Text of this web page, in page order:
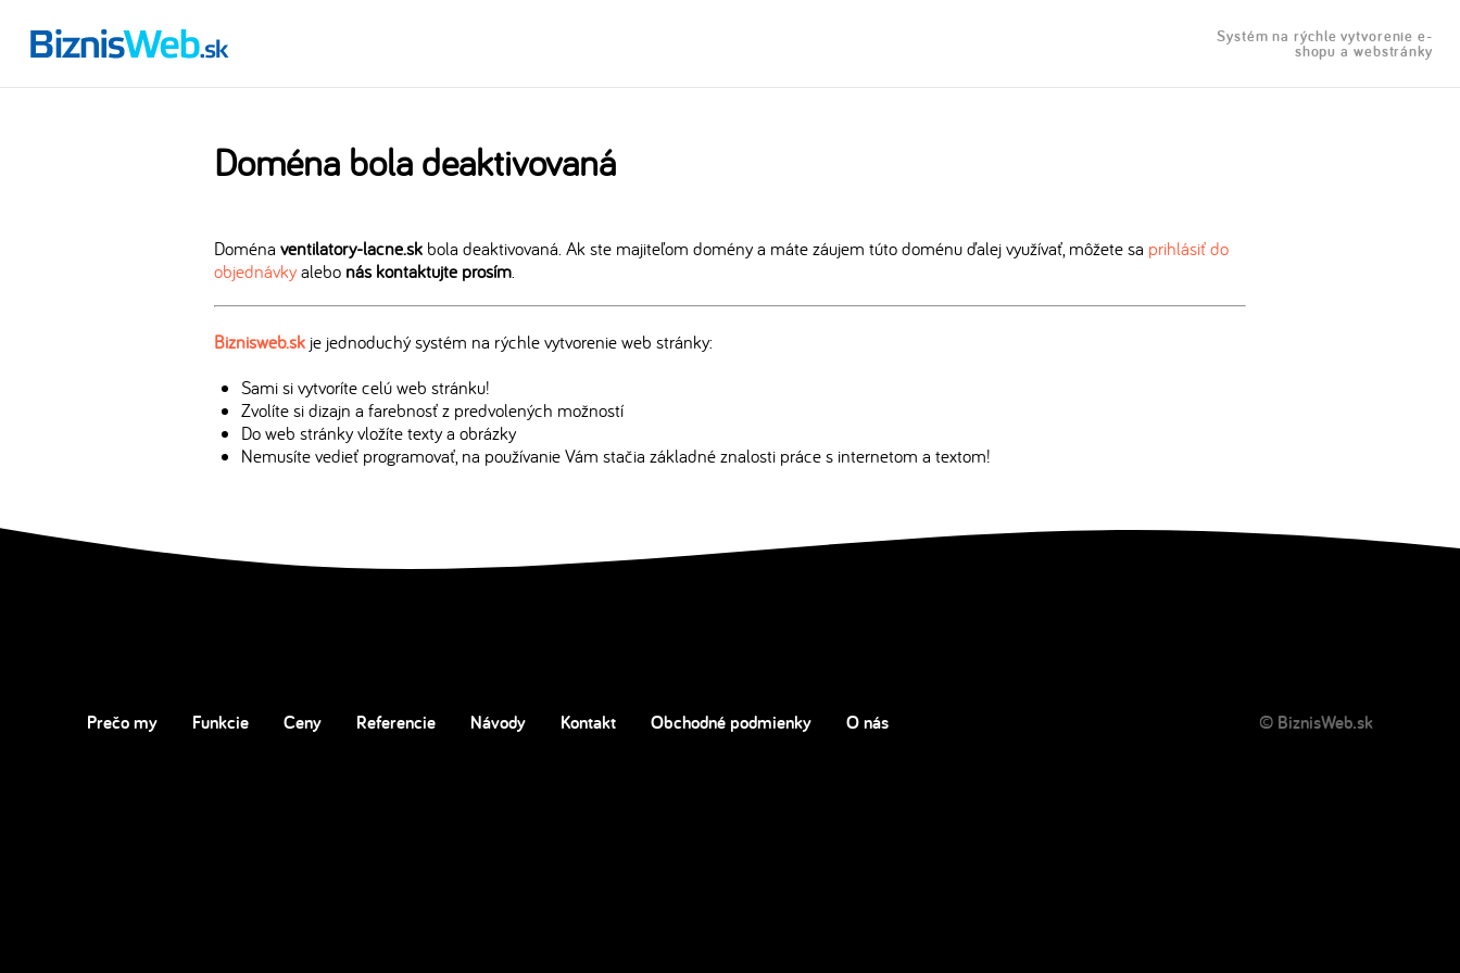
Systém na rýchle vytvorenie e-
shopu a webstránky
Doména bola deaktivovaná
Doména ventilatory-lacne.sk bola deaktivovaná. Ak ste majiteľom domény a máte záujem túto doménu ďalej využívať, môžete sa prihlásiť do
objednávkyalebo nás kontaktujte prosím
Biznisweb.sk je jednoduchý systém na rýchle vytvorenie web stránky:
Sami si vytvoríte celú web stránku!
Zvolíte si dizajn a farebnosť z predvolených možností
Do web stránky vložíte texty a obrázky
Nemusíte vedieť programovať, na používanie Vám stačia základné znalosti práce s internetom a textom!
Prečo my Funkcie Ceny Referencie Návody Kontakt Obchodné podmienky O nás © BiznisWeb.sk